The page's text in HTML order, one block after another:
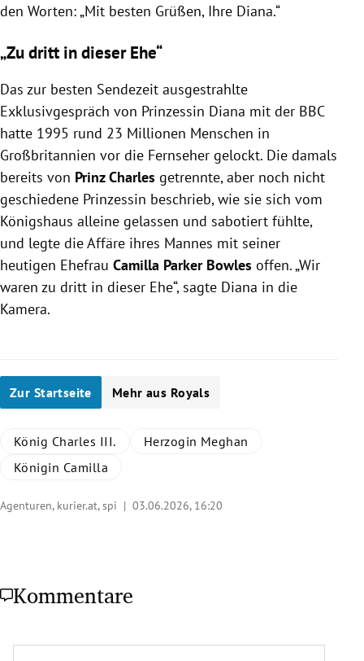
den Worten: „Mit besten Grüßen, Ihre Diana.“
„Zu dritt in dieser Ehe“
Das zur besten Sendezeit ausgestrahlte
Exklusivgespräch von Prinzessin Diana mit der BBC
hatte 1995 rund 23 Millionen Menschen in
Großbritannien vor die Fernseher gelockt. Die damals
bereits von Prinz Charles getrennte, aber noch nicht
geschiedene Prinzessin beschrieb, wie sie sich vom
Königshaus alleine gelassen und sabotiert fühlte,
und legte die Affäre ihres Mannes mit seiner
heutigen Ehefrau Camilla Parker Bowles offen. „Wir
waren zu dritt in dieser Ehe“, sagte Diana in die
Kamera.
Zur Startseite Mehr aus Royals
König Charles III.
Herzogin Meghan
Königin Camilla
Agenturen, kurier.at, spi | 03.06.2026, 16:20
Kommentare